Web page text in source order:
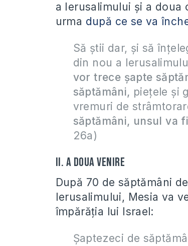
a Ierusalimului și a doua
urma după ce se va
Să știi dar, și să
din nou a
vor trece șapte
săptămâni, piețele și
vremuri de
săptămâni, unsul va
26a)
II. A doua venire
După 70 de săptămâni
Ierusalimului, Mesia va
împărăția lui Israel:
Șaptezeci de